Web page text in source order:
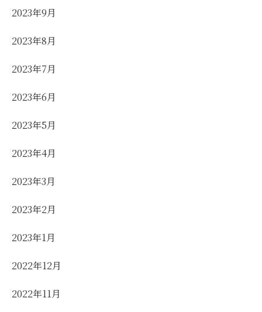
2023年9月
2023年8月
2023年7月
2023年6月
2023年5月
2023年4月
2023年3月
2023年2月
2023年1月
2022年12月
2022年11月